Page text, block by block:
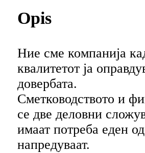
Opis
Ние сме компанија
квалитетот ја
довербата.
Сметководството и
се две деловни
имаат потреба еден
напредуваат.